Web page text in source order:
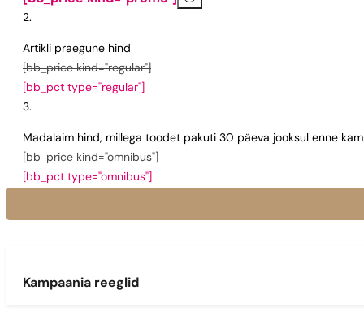
Artikli praegune hind
[bb_price kind="regular"]
[bb_pct type="regular"]
Madalaim hind, millega toodet pakuti 30 päeva jooksul enne
[bb_price kind="omnibus"]
[bb_pct type="omnibus"]
Kampaania reeglid